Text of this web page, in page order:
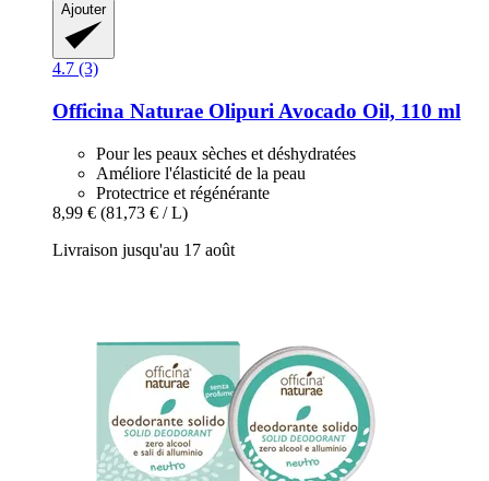
Ajouter
4.7 (3)
Officina Naturae Olipuri Avocado Oil, 110 ml
Pour les peaux sèches et déshydratées
Améliore l'élasticité de la peau
Protectrice et régénérante
8,99 € (81,73 € / L)
Livraison jusqu'au 17 août